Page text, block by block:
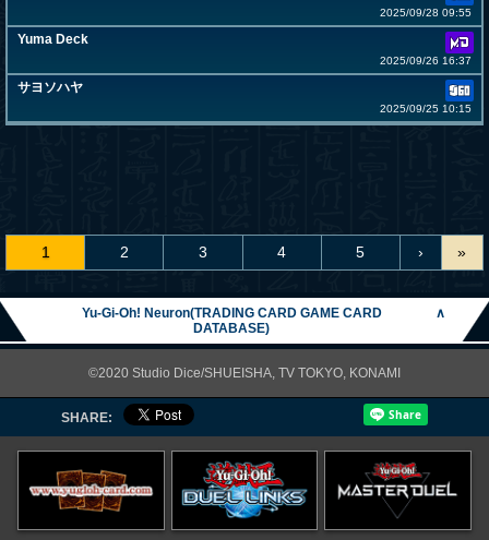
2025/09/28 09:55
Yuma Deck
2025/09/26 16:37
サヨソハヤ
2025/09/25 10:15
1 2 3 4 5 › »
Yu-Gi-Oh! Neuron(TRADING CARD GAME CARD
DATABASE)
∧
©2020 Studio Dice/SHUEISHA, TV TOKYO, KONAMI
SHARE: